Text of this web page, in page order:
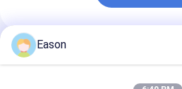
Empfohlene Produkte
Eason